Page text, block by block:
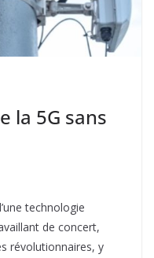
la 5G sans
technologie
de concert,
révolutionnaires, y